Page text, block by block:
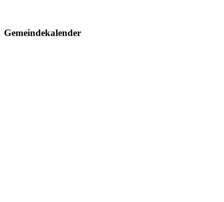
Gemeindekalender